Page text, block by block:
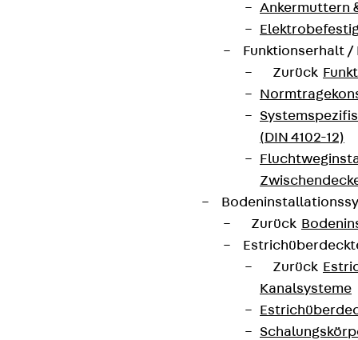
Ankermuttern
Funktionserhalt
Zurück
(DIN 4102-12)
Zurück
Zurück
Kanalsysteme